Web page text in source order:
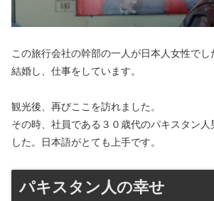
この旅行会社の幹部の一人が日本人女性でし
結婚し、仕事をしています。
観光後、再びここを訪れました。
その時、社員である３０歳代のパキスタン人
した。日本語がとても上手です。
パキスタン人の幸せ